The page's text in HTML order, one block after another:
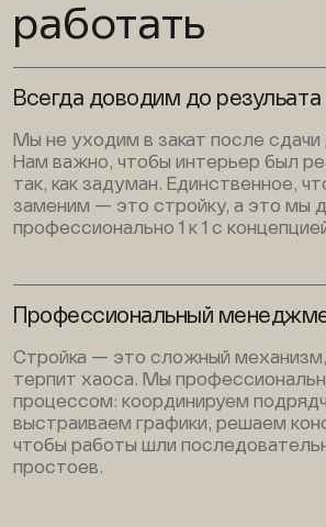
работать
Всегда доводим до резульата
Мы не уходим в закат после сдачи
Нам важно, чтобы интерьер был
так, как задуман. Единственное,
заменим — это стройку, а это мы
профессионально 1 к 1 с
Профессиональный
Стройка — это сложный
терпит хаоса. Мы
процессом: координируем
выстраиваем графики, решаем
чтобы работы шли
простоев.